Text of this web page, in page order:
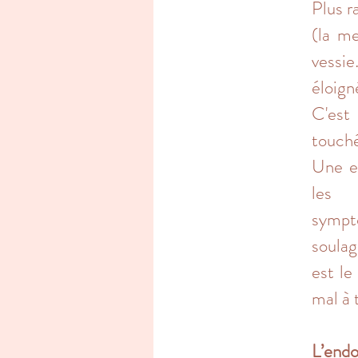
Plus
(la
C'est
Une
les
est le
mal à